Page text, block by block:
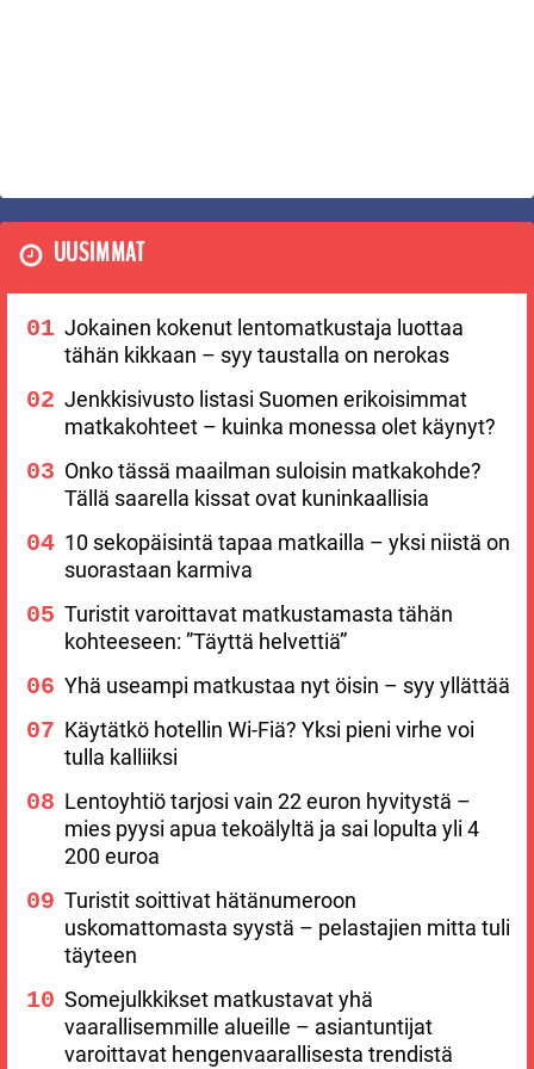
UUSIMMAT
Jokainen kokenut lentomatkustaja luottaa
tähän kikkaan – syy taustalla on nerokas
Jenkkisivusto listasi Suomen erikoisimmat
matkakohteet – kuinka monessa olet käynyt?
Onko tässä maailman suloisin matkakohde?
Tällä saarella kissat ovat kuninkaallisia
10 sekopäisintä tapaa matkailla – yksi niistä on
suorastaan karmiva
Turistit varoittavat matkustamasta tähän
kohteeseen: ”Täyttä helvettiä”
Yhä useampi matkustaa nyt öisin – syy yllättää
Käytätkö hotellin Wi-Fiä? Yksi pieni virhe voi
tulla kalliiksi
Lentoyhtiö tarjosi vain 22 euron hyvitystä –
mies pyysi apua tekoälyltä ja sai lopulta yli 4
200 euroa
Turistit soittivat hätänumeroon
uskomattomasta syystä – pelastajien mitta tuli
täyteen
Somejulkkikset matkustavat yhä
vaarallisemmille alueille – asiantuntijat
varoittavat hengenvaarallisesta trendistä